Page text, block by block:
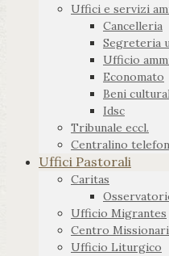
Uffici e servizi
Cancelleria
Segreteria
Ufficio
Economato
Beni
Idsc
Tribunale eccl.
Centralino
Uffici Pastorali
Caritas
Ufficio Migrantes
Centro
Ufficio Liturgico